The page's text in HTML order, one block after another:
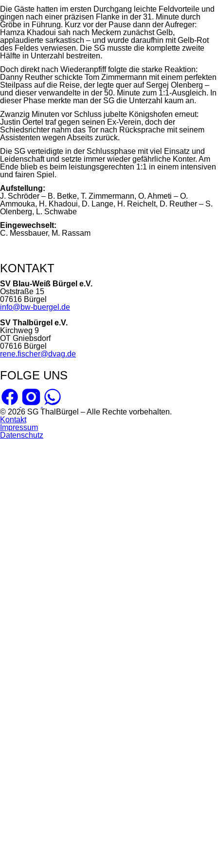
Die Gäste hatten im ersten Durchgang leichte Feldvorteile und
gingen nach einer präzisen Flanke in der 31. Minute durch
Gröbe in Führung. Kurz vor der Pause dann der Aufreger:
Hamza Khadoui sah nach Meckern zunächst Gelb,
applaudierte sarkastisch – und wurde daraufhin mit Gelb-Rot
des Feldes verwiesen. Die SG musste die komplette zweite
Hälfte in Unterzahl bestreiten.
Doch direkt nach Wiederanpfiff folgte die starke Reaktion:
Danny Reuther schickte Tom Zimmermann mit einem perfekten
Steilpass auf die Reise, der legte quer auf Sergej Olenberg –
und dieser verwandelte in der 50. Minute zum 1:1-Ausgleich. In
dieser Phase merkte man der SG die Unterzahl kaum an.
Zwanzig Minuten vor Schluss jubelte Königshofen erneut:
Justin Oertel traf gegen seinen Ex-Verein, doch der
Schiedsrichter nahm das Tor nach Rücksprache mit seinem
Assistenten wegen Abseits zurück.
Die SG verteidigte in der Schlussphase mit viel Einsatz und
Leidenschaft und setzte immer wieder gefährliche Konter. Am
Ende blieb es beim leistungsgerechten 1:1 in einem intensiven
und fairen Spiel.
Aufstellung:
J. Schröder – B. Betke, T. Zimmermann, O. Ahmeti – O.
Ammouka, H. Khadoui, D. Lange, H. Reichelt, D. Reuther – S.
Olenberg, L. Schwabe
Eingewechselt:
C. Messbauer, M. Rassam
KONTAKT
SV Blau-Weiß Bürgel e.V.
Oststraße 15
07616 Bürgel
info@bw-buergel.de
SV Thalbürgel e.V.
Kirchweg 9
OT Gniebsdorf
07616 Bürgel
rene.fischer@dvag.de
FOLGE UNS
© 2026 SG ThalBürgel – Alle Rechte vorbehalten.
Navigation
überspringen
Kontakt
Impressum
Datenschutz